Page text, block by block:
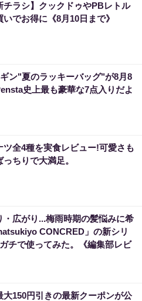
チラシ】クックドゥやPBレトル
いでお得に《8月10日まで》
ン"夏のラッキーバッグ"が8月8
史上最も豪華な7点入りだよ
ツ全4種を実食レビュー!可愛さも
ちりで大満足。
・広がり...梅雨時期の髪悩みに希
CONCRED」の新シリ
チで使ってみた。《編集部レビ
大150円引きの最新クーポンが公